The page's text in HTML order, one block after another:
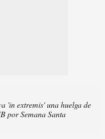
'in extremis' una huelga de
por Semana Santa